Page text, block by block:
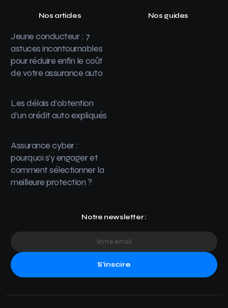
Nos articles
Jeune conducteur : 7
astuces incontournables
pour réduire enfin le coût
de votre assurance auto
Les délais d’obtention
d’un crédit auto expliqués
Assurance cyber :
pourquoi s’y engager et
comment sélectionner la
meilleure protection ?
Nos guides
Notre newsletter :
S'inscire